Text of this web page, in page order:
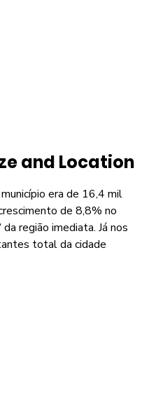
and Location
era de 16,4 mil
de 8,8% no
região imediata. Já nos
total da cidade